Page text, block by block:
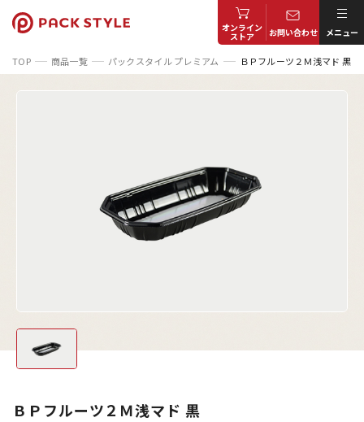
オンライン
ストア お問い合わせ メニュー
TOP 商品一覧 パックスタイル プレミアム ＢＰフルーツ２Ｍ浅マド 黒
ＢＰフルーツ２Ｍ浅マド 黒